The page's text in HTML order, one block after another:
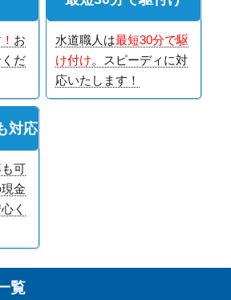
お
だ
水道職人は最短30分で駆
け付け。スピーディに対
応いたします！
対応
も可
金
く
覧